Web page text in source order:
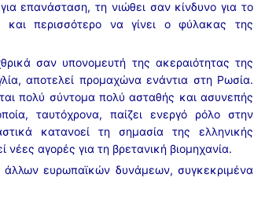
επανάσταση, τη νιώθει σαν κίνδυνο για το
περισσότερο να γίνει ο φύλακας της
σαν υπονομευτή της ακεραιότητας της
αποτελεί προμαχώνα ενάντια στη Ρωσία.
πολύ σύντομα πολύ ασταθής και ασυνεπής
ταυτόχρονα, παίζει ενεργό ρόλο στην
κατανοεί τη σημασία της ελληνικής
νέες αγορές για τη βρετανική βιομηχανία.
άλλων ευρωπαϊκών δυνάμεων, συγκεκριμένα